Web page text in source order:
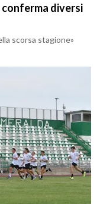
conferma diversi
scorsa stagione»